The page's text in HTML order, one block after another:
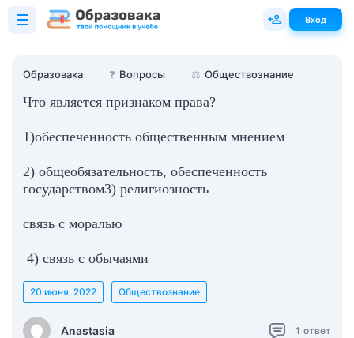
Образовака ❓ Вопросы ⚖️ Обществознание
Что является признаком права?
1)обеспеченность общественным мнением
2) общеобязательность, обеспеченность
государством3) религиозность
связь с моралью
4) связь с обычаями
Anastasia
20 июня, 2022 Обществознание
1 ответ
Вход